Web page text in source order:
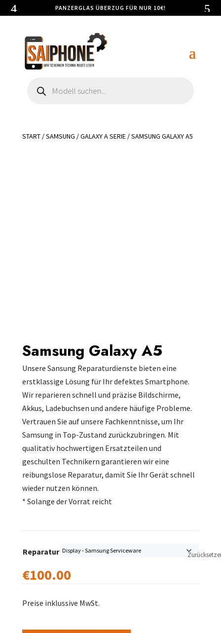
PANZERGLAS ÜBERZUG FÜR NUR 10€!
search
START/SAMSUNG /GALAXY A SERIE/ SAMSUNG GALAXY A5
Samsung Galaxy A5
Unsere Sansung Reparaturdienste bieten eine
erstklassige Lösung für Ihr defektes Smartphone.
Wir reparieren schnell und präzise Bildschirme,
Akkus, Ladebuchsen und andere häufige Probleme.
Vertrauen Sie auf unsere Fachkenntnisse, um Ihr
Samsung in Top-Zustand zurückzubringen. Mit
qualitativ hochwertigen Ersatzteilen und
geschulten Technikern garantieren wir eine
reibungslose Reparatur, damit Sie Ihr Gerät schnell
wieder nutzen können.
* Solange der Vorrat reicht
Reparatur
€100.00
Preise inklussive MwSt.